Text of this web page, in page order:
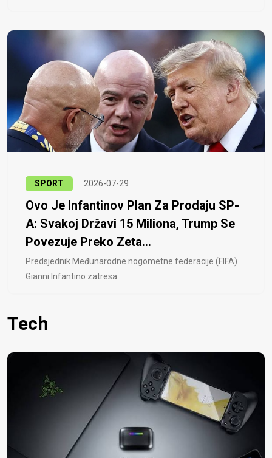
SPORT 2026-07-29
Ovo Je Infantinov Plan Za Prodaju SP-
A: Svakoj Državi 15 Miliona, Trump Se
Povezuje Preko Zeta...
Predsjednik Međunarodne nogometne federacije (FIFA)
Gianni Infantino zatresa..
Tech